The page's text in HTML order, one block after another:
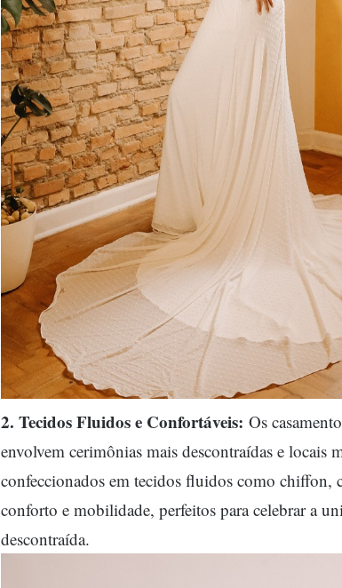
2. Tecidos Fluidos e Confortáveis: Os
envolvem cerimônias mais descontraídas e locais
confeccionados em tecidos fluidos como chiffon,
conforto e mobilidade, perfeitos para celebrar a
descontraída.